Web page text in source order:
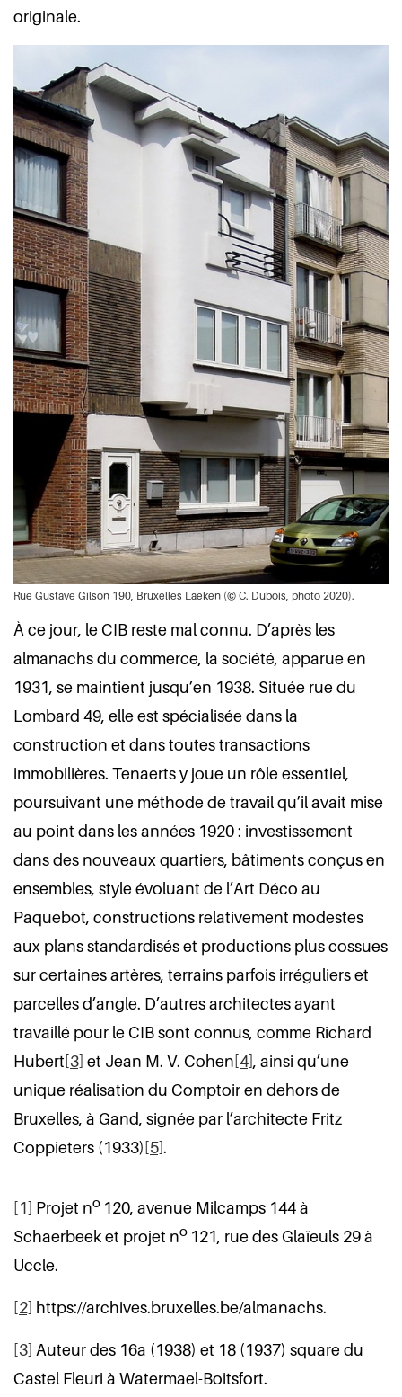
originale.
Rue Gustave Gilson 190, Bruxelles Laeken (© C. Dubois, photo 2020).
À ce jour, le CIB reste mal connu. D’après les
almanachs du commerce, la société, apparue en
1931, se maintient jusqu’en 1938. Située rue du
Lombard 49, elle est spécialisée dans la
construction et dans toutes transactions
immobilières. Tenaerts y joue un rôle essentiel,
poursuivant une méthode de travail qu’il avait mise
au point dans les années 1920 : investissement
dans des nouveaux quartiers, bâtiments conçus en
ensembles, style évoluant de l’Art Déco au
Paquebot, constructions relativement modestes
aux plans standardisés et productions plus cossues
sur certaines artères, terrains parfois irréguliers et
parcelles d’angle. D’autres architectes ayant
travaillé pour le CIB sont connus, comme Richard
Hubert[3] et Jean M. V. Cohen[4], ainsi qu’une
unique réalisation du Comptoir en dehors de
Bruxelles, à Gand, signée par l’architecte Fritz
Coppieters (1933)[5].
[1] Projet no 120, avenue Milcamps 144 à
Schaerbeek et projet no 121, rue des Glaïeuls 29 à
Uccle.
[2] https://archives.bruxelles.be/almanachs.
[3] Auteur des 16a (1938) et 18 (1937) square du
Castel Fleuri à Watermael-Boitsfort.